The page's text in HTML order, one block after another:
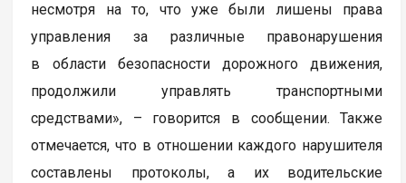
несмотря на то, что уже были лишены права
управления за различные правонарушения
в области безопасности дорожного движения,
продолжили управлять транспортными
средствами», – говорится в сообщении. Также
отмечается, что в отношении каждого нарушителя
составлены протоколы, а их водительские